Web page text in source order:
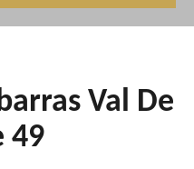
Val De
49